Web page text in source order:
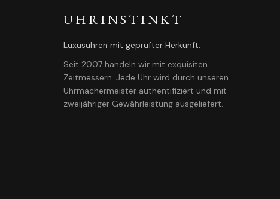
UHRINSTINKT
Luxusuhren mit geprüfter Herkunft.
Seit 2007 handeln wir mit exquisiten
Zeitmessern. Jede Uhr wird durch unseren
Uhrmachermeister authentifiziert und mit
zweijähriger Gewährleistung ausgeliefert.